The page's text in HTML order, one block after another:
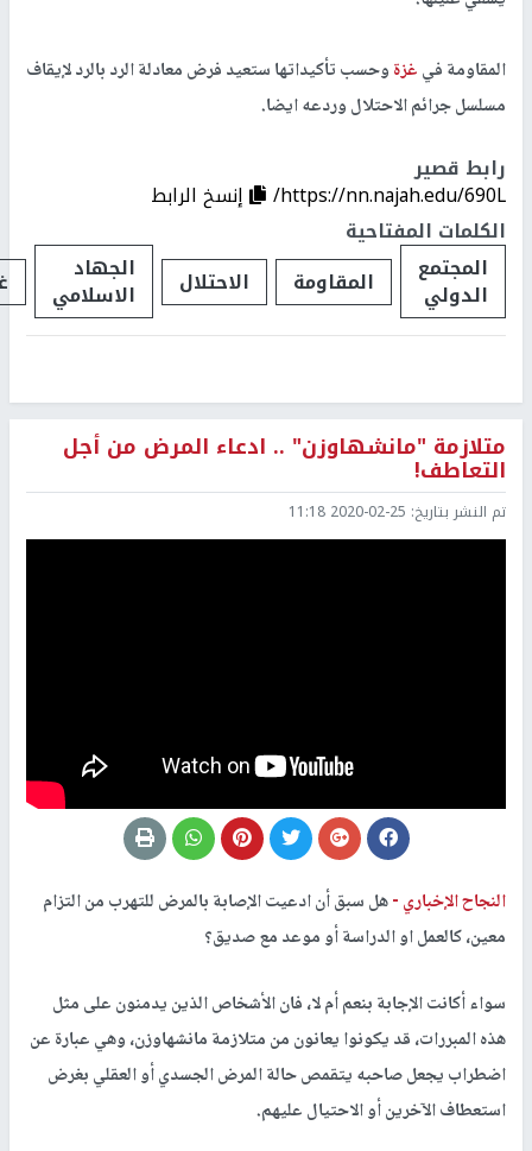
المقاومة فيغزةوحسب تأكيداتها ستعيد فرض معادلة الرد بالرد لإيقاف
مسلسل جرائم الاحتلال وردعه ايضا.
رابط قصير
https://nn.najah.edu/690L/
إنسخ الرابط
الكلمات المفتاحية
المجتمع
الدولي المقاومة الاحتلال الجهاد
الاسلامي
متلازمة "مانشهاوزن" .. ادعاء المرض من أجل
التعاطف!
تم النشر بتاريخ: 2020-02-25 11:18
النجاح الإخباري -هل سبق أن ادعيت الإصابة بالمرض للتهرب من التزام
معين، كالعمل او الدراسة أو موعد مع صديق؟
سواء أكانت الإجابة بنعم أم لا، فان الأشخاص الذين يدمنون على مثل
هذه المبررات، قد يكونوا يعانون من متلازمة مانشهاوزن، وهي عبارة عن
اضطراب يجعل صاحبه يتقمص حالة المرض الجسدي أو العقلي بغرض
استعطاف الآخرين أو الاحتيال عليهم.